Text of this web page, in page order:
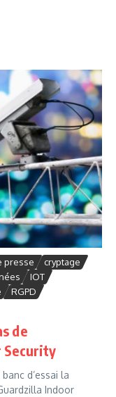
presse
cryptage
IOT
RGPD
de
Security
d’essai la
Indoor